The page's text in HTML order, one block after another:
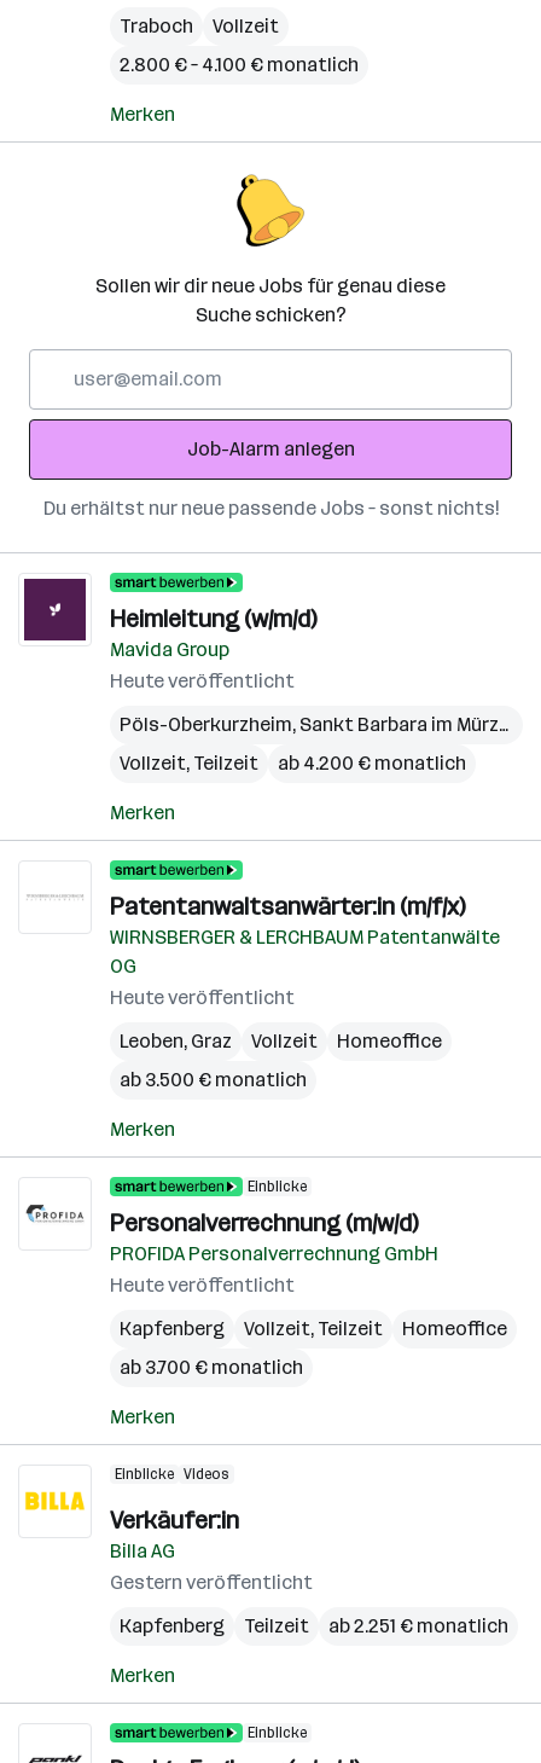
Traboch
Vollzeit
2.800 € – 4.100 € monatlich
Merken
Sollen wir dir neue Jobs für genau diese
Suche schicken?
Adresse
Job-Alarm anlegen
Du erhältst nur neue passende Jobs – sonst nichts!
Heimleitung (w/m/d)
Mavida Group
Heute veröffentlicht
Pöls-Oberkurzheim, Sankt Barbara im Mürztal
Vollzeit, Teilzeit
ab 4.200 € monatlich
Merken
Patentanwaltsanwärter:in (m/f/x)
WIRNSBERGER & LERCHBAUM Patentanwälte
OG
Heute veröffentlicht
Leoben, Graz Vollzeit
Homeoffice
ab 3.500 € monatlich
Merken
Einblicke
Personalverrechnung (m/w/d)
PROFIDA Personalverrechnung GmbH
Heute veröffentlicht
Kapfenberg
Vollzeit, Teilzeit
Homeoffice
ab 3.700 € monatlich
Merken
Einblicke Videos
Verkäufer:in
Billa AG
Gestern veröffentlicht
Kapfenberg
Teilzeit ab 2.251 € monatlich
Merken
Einblicke